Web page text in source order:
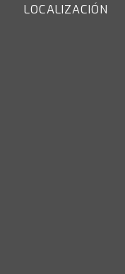
LOCALIZACIÓN